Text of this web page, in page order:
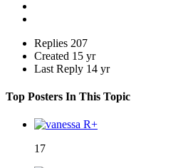
Replies 207
Created 15 yr
Last Reply 14 yr
Top Posters In This Topic
17